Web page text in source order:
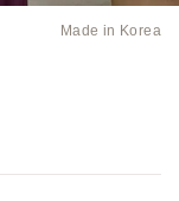
Made in Korea